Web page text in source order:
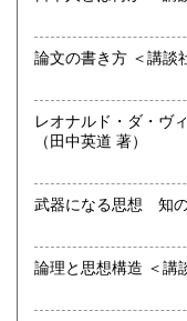
レオナルド・ダ・ヴ
（田中英道 著）